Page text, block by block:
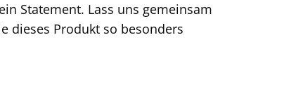
Statement. Lass uns gemeinsam
dieses Produkt so besonders